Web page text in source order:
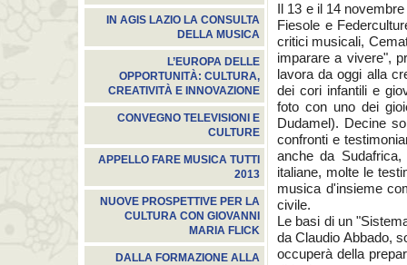
IN AGIS LAZIO LA CONSULTA
DELLA MUSICA
L’EUROPA DELLE
OPPORTUNITÀ: CULTURA,
CREATIVITÀ E INNOVAZIONE
CONVEGNO TELEVISIONI E
CULTURE
APPELLO FARE MUSICA TUTTI
2013
NUOVE PROSPETTIVE PER LA
CULTURA CON GIOVANNI
MARIA FLICK
DALLA FORMAZIONE ALLA
Il 13 e il 14
Fiesole e
critici musicali,
imparare a vivere",
lavora da oggi alla
dei cori infantili e
foto con uno dei
Dudamel). Decine
confronti e
anche da
italiane, molte le
musica d'insieme
civile.
Le basi di un
da Claudio Abbado,
occuperà della